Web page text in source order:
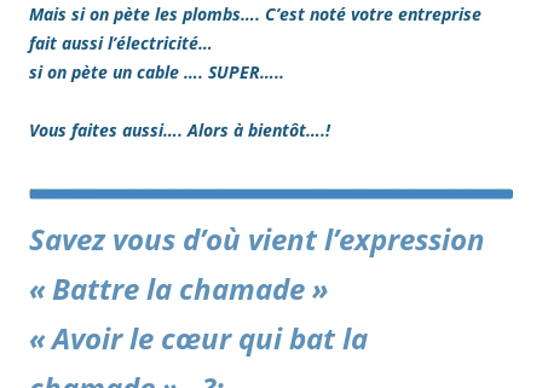
Mais si on pète les plombs…. C’est noté votre entreprise
fait aussi l’électricité…
si on pète un cable …. SUPER…..
Vous faites aussi…. Alors à bientôt….!
Savez vous d’où vient l’expression
« Battre la chamade »
« Avoir le cœur qui bat la